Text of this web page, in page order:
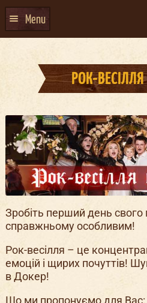
navigation
content
Menu
АФІША ЗАХОДІВ
ПРО НАС
ГУРТИ
ІВЕНТ-АГЕНЦІЯ ДОКЕР
КЕЙТЕРИНГ
НОВИНИ
DOCKER ДРЕСС-КОД
Home
РОК-
Зробіть перший день
справжньому особливим!
Рок-весілля – це
емоцій і щирих почуттів!
в Докер!